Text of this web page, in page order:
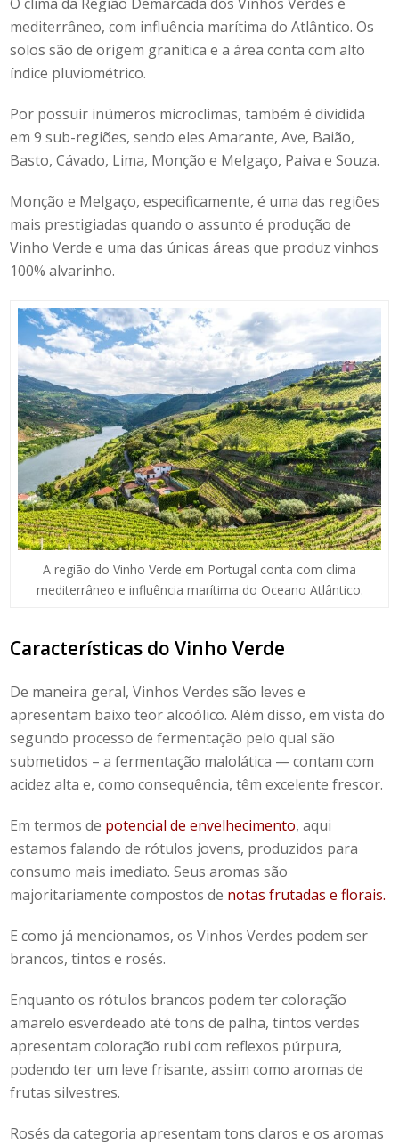
mediterrâneo, com influência marítima do Atlântico. Os
solos são de origem granítica e a área conta com alto
índice pluviométrico.
Por possuir inúmeros microclimas, também é dividida
em 9 sub-regiões, sendo elesAmarante, Ave, Baião,
Basto, Cávado, Lima, Monção e Melgaço, Paiva e Souza.
Monção e Melgaço, especificamente, é uma das regiões
mais prestigiadas quando o assunto é produção de
Vinho Verde e uma das únicas áreas que produz vinhos
100% alvarinho.
A região do Vinho Verde em Portugal conta com clima
mediterrâneo e influência marítima do Oceano Atlântico.
Características do Vinho Verde
De maneira geral, Vinhos Verdes são leves e
apresentam baixo teor alcoólico. Além disso, em vista do
segundo processo de fermentação pelo qual são
submetidos – a fermentação malolática — contam com
acidez alta e, como consequência, têm excelente frescor.
Em termos de potencial de envelhecimento, aqui
estamos falando de rótulos jovens, produzidos para
consumo mais imediato. Seus aromas são
majoritariamente compostos de notas frutadas e florais.
E como já mencionamos, os Vinhos Verdes podem ser
brancos, tintos e rosés.
Enquanto os rótulos brancos podem ter coloração
amarelo esverdeado até tons de palha, tintos verdes
apresentam coloração rubi com reflexos púrpura,
podendo ter um leve frisante, assim como aromas de
frutas silvestres.
Rosés da categoria apresentam tons claros e os aromas